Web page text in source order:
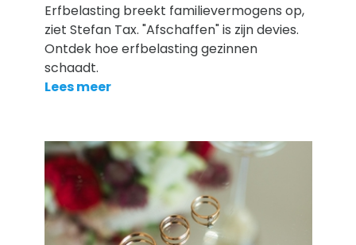
Erfbelasting breekt familievermogens op,
ziet Stefan Tax. "Afschaffen" is zijn devies.
Ontdek hoe erfbelasting gezinnen
schaadt.
Lees meer